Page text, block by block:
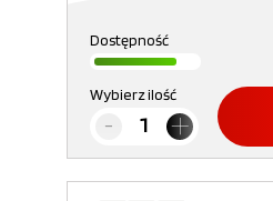
Dostępność
Wybierz ilość